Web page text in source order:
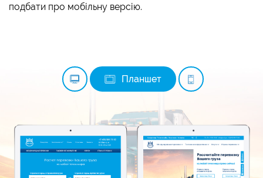
подбати про мобільну версію.
Планшет